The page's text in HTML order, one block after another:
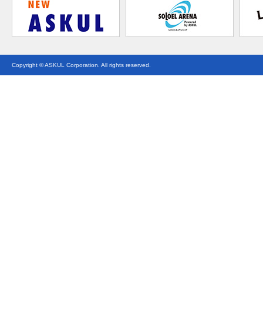
Copyright © ASKUL Corporation. All rights reserved.